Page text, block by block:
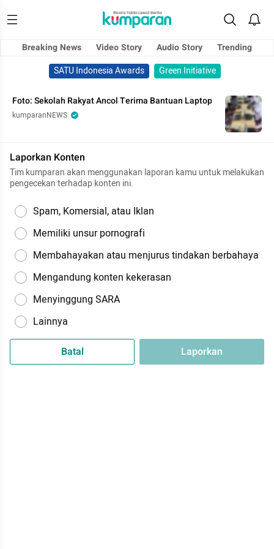
Breaking News Video Story Audio Story
Trending
SATU Indonesia Awards
Green Initiative
Foto: Sekolah Rakyat Ancol Terima Bantuan Laptop
kumparanNEWS
Laporkan Konten
Tim kumparan akan menggunakan laporan kamu untuk melakukan
pengecekan terhadap konten ini.
Spam, Komersial, atau Iklan
Memiliki unsur pornografi
Membahayakan atau menjurus tindakan berbahaya
Mengandung konten kekerasan
Menyinggung SARA
Lainnya
Batal Laporkan